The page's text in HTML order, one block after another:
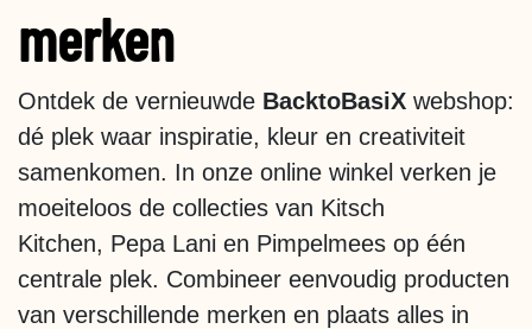
merken
Ontdek de vernieuwde BacktoBasiX webshop:
dé plek waar inspiratie, kleur en creativiteit
samenkomen. In onze online winkel verken je
moeiteloos de collecties van Kitsch
Kitchen, Pepa Lani en Pimpelmees op één
centrale plek. Combineer eenvoudig producten
van verschillende merken en plaats alles in